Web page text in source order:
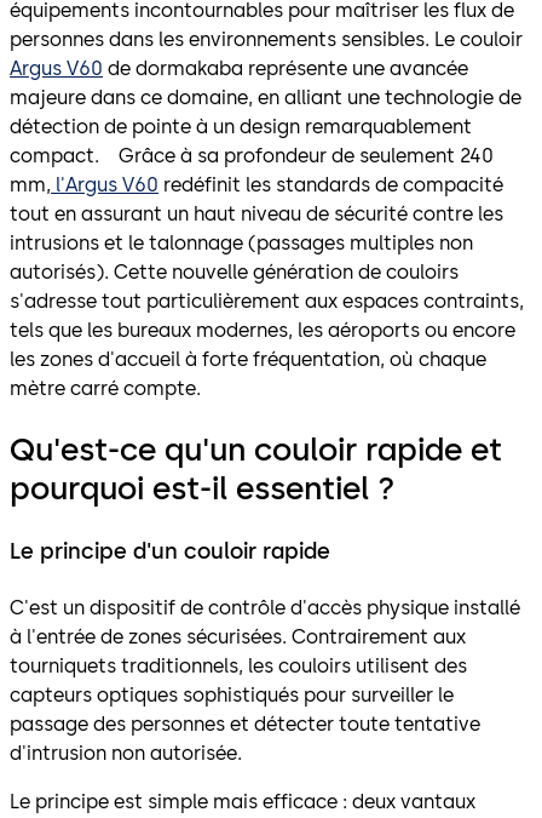
équipements incontournables pour maîtriser les flux de
personnes dans les environnements sensibles. Le couloir
Argus V60 de dormakaba représente une avancée
majeure dans ce domaine, en alliant une technologie de
détection de pointe à un design remarquablement
compact. Grâce à sa profondeur de seulement 240
mm, l'Argus V60 redéfinit les standards de compacité
tout en assurant un haut niveau de sécurité contre les
intrusions et le talonnage (passages multiples non
autorisés). Cette nouvelle génération de couloirs
s'adresse tout particulièrement aux espaces contraints,
tels que les bureaux modernes, les aéroports ou encore
les zones d'accueil à forte fréquentation, où chaque
mètre carré compte.
Qu'est-ce qu'un couloir rapide et
pourquoi est-il essentiel ?
Le principe d'un couloir rapide
C'est un dispositif de contrôle d'accès physique installé
à l'entrée de zones sécurisées. Contrairement aux
tourniquets traditionnels, les couloirs utilisent des
capteurs optiques sophistiqués pour surveiller le
passage des personnes et détecter toute tentative
d'intrusion non autorisée.
Le principe est simple mais efficace : deux vantaux